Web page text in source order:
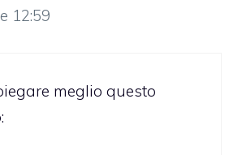
12:59
meglio questo